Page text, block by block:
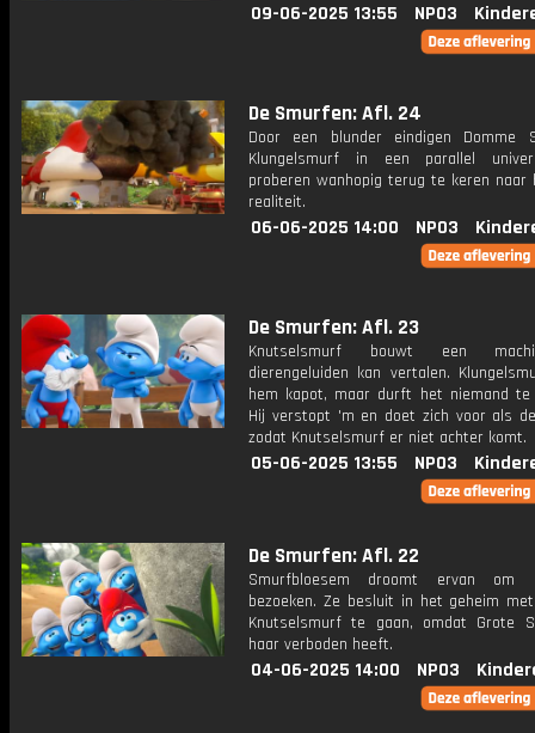
09-06-2025 13:55 NPO3
De Smurfen: Afl. 24
Door een blunder eindigen Domme
Klungelsmurf in een parallel
proberen wanhopig terug te keren naar
realiteit.
06-06-2025 14:00 NPO3
De Smurfen: Afl. 23
Knutselsmurf bouwt een
dierengeluiden kan vertalen.
hem kapot, maar durft het niemand te
Hij verstopt 'm en doet zich voor als
zodat Knutselsmurf er niet achter komt.
05-06-2025 13:55 NPO3
De Smurfen: Afl. 22
Smurfbloesem droomt ervan om
bezoeken. Ze besluit in het geheim
Knutselsmurf te gaan, omdat Grote
haar verboden heeft.
04-06-2025 14:00 NPO3